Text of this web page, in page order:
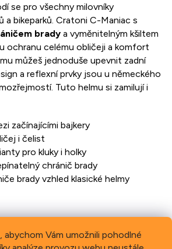
abychom Vám umožnili pohodlné
se pro všechny milovníky
a bikeparků. Cratoni C-Maniac s
brady a vyměnitelným kšiltem
ochranu celému obličeji a komfort
můžeš jednoduše upevnit zadní
a reflexní prvky jsou u německého
Tuto helmu si zamilují i
začínajícími bajkery
i čelist
pro kluky i holky
chránič brady
brady vzhled klasické helmy